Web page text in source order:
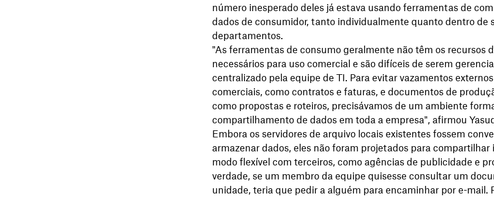
número inesperado deles já estava usando ferramentas de
dados de consumidor, tanto individualmente quanto dentro de
departamentos.
"As ferramentas de consumo geralmente não têm os recursos
necessários para uso comercial e são difíceis de serem
centralizado pela equipe de TI. Para evitar vazamentos
comerciais, como contratos e faturas, e documentos de
como propostas e roteiros, precisávamos de um ambiente
compartilhamento de dados em toda a empresa", afirmou
Embora os servidores de arquivo locais existentes fossem
armazenar dados, eles não foram projetados para compartilhar
modo flexível com terceiros, como agências de publicidade e
verdade, se um membro da equipe quisesse consultar um
unidade, teria que pedir a alguém para encaminhar por e-mail.